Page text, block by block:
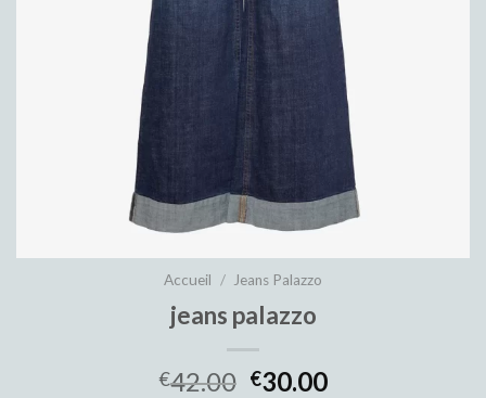
Accueil / Jeans Palazzo
jeans palazzo
€42.00 €30.00